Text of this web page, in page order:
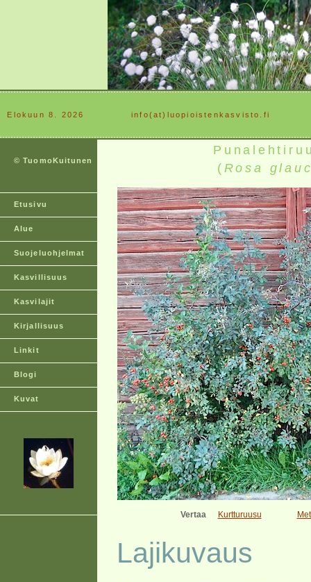
Elokuun 8. 2026 ............info(at)luopioistenkasvisto.fi
© TuomoKuitunen
Etusivu
Alue
Suojeluohjelmat
Kasvillisuus
Kasvilajit
Kirjallisuus
Linkit
Blogi
Kuvat
( Rosa
Vertaa Kurtturuusu
Lajikuvaus